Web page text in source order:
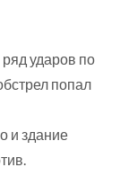
ударов по
попал
и здание